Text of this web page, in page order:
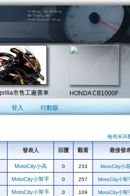
登入 行動版
檢視未回
發表人 回覆 觀看 最後發
MotoCity小高 0 233 MotoCity小高
MotoCity小幫手 0 257 MotoCity小幫
MotoCity小幫手 0 109 MotoCity小幫